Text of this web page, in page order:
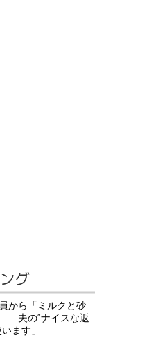
グ
から「ミルクと砂
夫の“ナイスな返
ます」